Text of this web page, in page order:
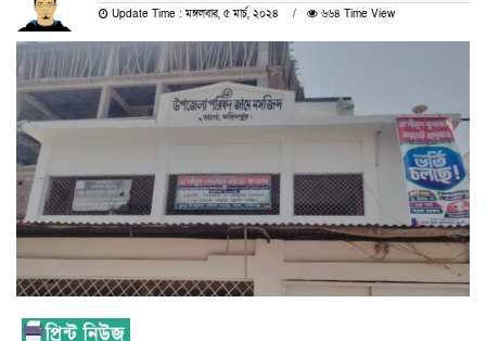
Update Time : মঙ্গলবার, ৫ মার্চ, ২০২৪ ৬৬৪ Time View